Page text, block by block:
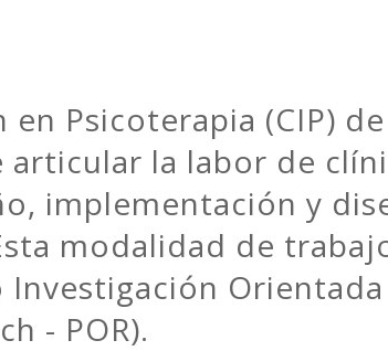
Psicoterapia (CIP)
la labor de
implementación y
modalidad de
- POR).